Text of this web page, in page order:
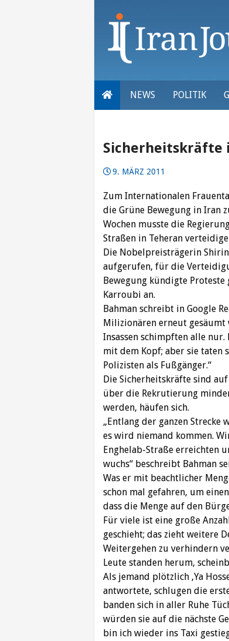
NEWS POLITIK
Sicherheitskräfte
9. MÄRZ 2011
Zum Internationalen
die ‎Grüne Bewegung in Iran
Wochen ‎musste die
Straßen in ‎Teheran
Die Nobelpreisträgerin
‎aufgerufen, für die
‎Bewegung kündigte
‎Karroubi an. ‎
Bahman schreibt in Google
Milizionären erneut gesäumt
Insassen ‎schimpften alle
mit dem ‎Kopf; aber sie taten
Polizisten als ‎Fußgänger.“‎
Die Sicherheitskräfte sind
über ‎die Rekrutierung
werden, ‎häufen sich.‎
‎„Entlang der ganzen Strecke
es ‎wird niemand kommen.
Enghelab-‎Straße erreichten
wuchs“ ‎beschreibt Bahman
Was er mit beachtlicher
‎schon mal gefahren, um
dass ‎die Menge auf den
Für viele ist eine große
‎geschieht; das zieht weitere
‎Weitergehen zu verhindern
‎Leute standen herum,
Als jemand plötzlich ‚Ya
‎antwortete, schlugen die
‎banden sich in aller Ruhe
‎würden sie auf die nächste
bin ‎ich wieder ins Taxi